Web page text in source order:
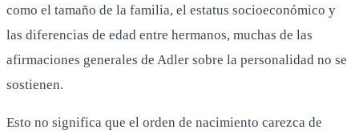
como el tamaño de la familia, el estatus socioeconómico y
las diferencias de edad entre hermanos, muchas de las
afirmaciones generales de Adler sobre la personalidad no se
sostienen.
Esto no significa que el orden de nacimiento carezca de